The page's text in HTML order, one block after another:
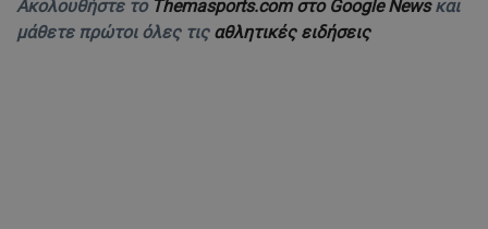
Ακολουθήστε το Themasports.com στο Google Newsκαι
μάθετε πρώτοι όλες τις αθλητικές ειδήσεις